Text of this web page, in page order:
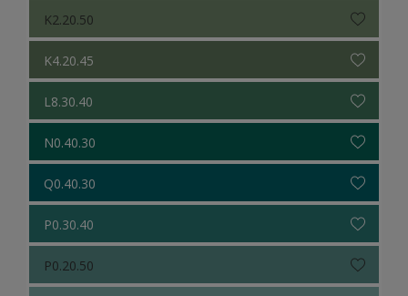
K2.20.50
K4.20.45
L8.30.40
N0.40.30
Q0.40.30
P0.30.40
P0.20.50